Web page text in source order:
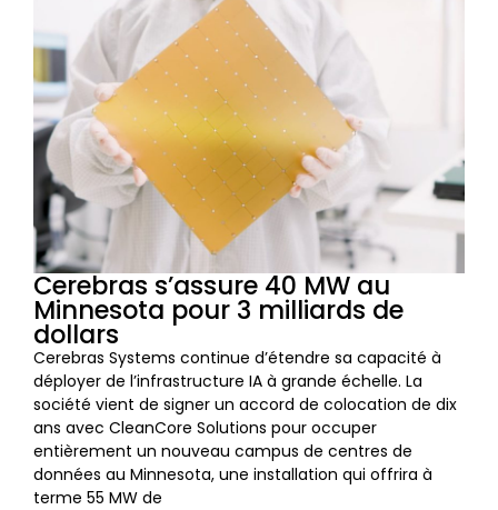
Cerebras s’assure 40 MW au
Minnesota pour 3 milliards de
dollars
Cerebras Systems continue d’étendre sa capacité à
déployer de l’infrastructure IA à grande échelle. La
société vient de signer un accord de colocation de dix
ans avec CleanCore Solutions pour occuper
entièrement un nouveau campus de centres de
données au Minnesota, une installation qui offrira à
terme 55 MW de